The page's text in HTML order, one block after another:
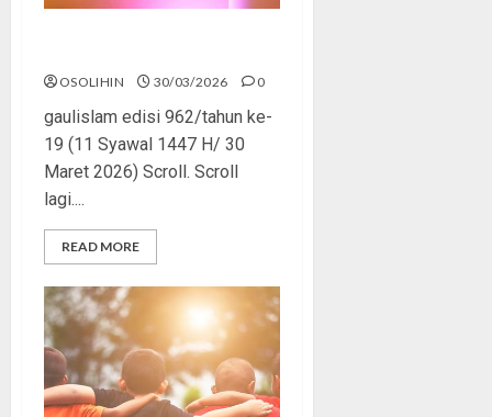
OSOLIHIN 30/03/2026 0
gaulislam edisi 962/tahun ke-
19 (11 Syawal 1447 H/ 30
Maret 2026) Scroll. Scroll
lagi....
READ MORE